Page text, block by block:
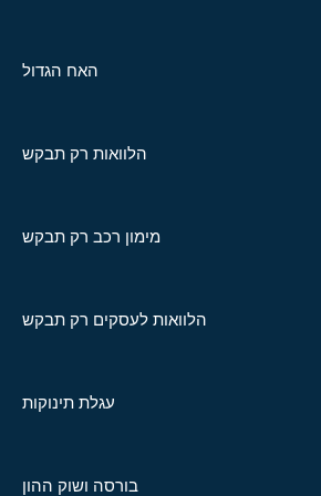
האח הגדול
הלוואות רק תבקש
מימון רכב רק תבקש
הלוואות לעסקים רק תבקש
עגלת תינוקות
בורסה ושוק ההון